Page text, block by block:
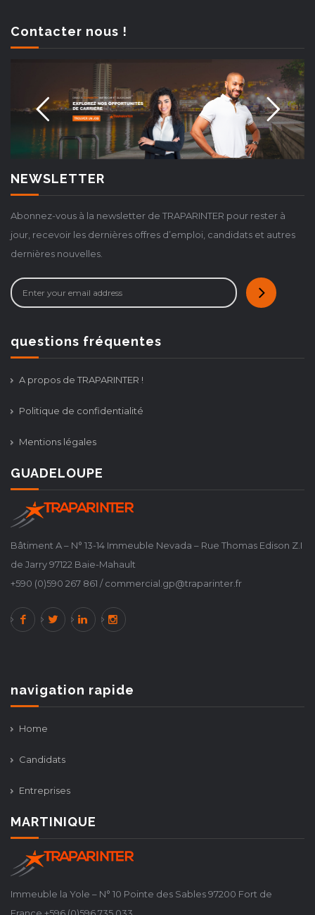
Contacter nous !
NEWSLETTER
Abonnez-vous à la newsletter de TRAPARINTER pour rester à
jour, recevoir les dernières offres d’emploi, candidats et autres
dernières nouvelles.
questions fréquentes
A propos de TRAPARINTER !
Politique de confidentialité
Mentions légales
GUADELOUPE
Bâtiment A – N° 13-14 Immeuble Nevada – Rue Thomas Edison Z.I
de Jarry 97122 Baie-Mahault
+590 (0)590 267 861 / commercial.gp@traparinter.fr
navigation rapide
Home
Candidats
Entreprises
MARTINIQUE
Immeuble la Yole – N° 10 Pointe des Sables 97200 Fort de